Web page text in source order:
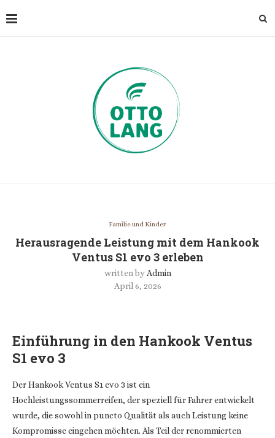
Familie und Kinder
Herausragende Leistung mit dem Hankook
Ventus S1 evo 3 erleben
written by Admin
April 6, 2026
Einführung in den Hankook Ventus
S1 evo 3
Der Hankook Ventus S1 evo 3 ist ein
Hochleistungssommerreifen, der speziell für Fahrer entwickelt
wurde, die sowohl in puncto Qualität als auch Leistung keine
Kompromisse eingehen möchten. Als Teil der renommierten